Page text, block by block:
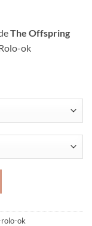
The Offspring
ok
ok